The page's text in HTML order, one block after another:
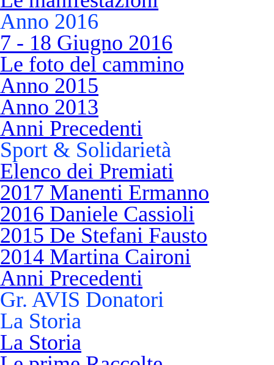
Anno 2016
7 - 18 Giugno 2016
Le foto del cammino
Anno 2015
Anno 2013
Anni Precedenti
Sport & Solidarietà
Elenco dei Premiati
2017 Manenti Ermanno
2016 Daniele Cassioli
2015 De Stefani Fausto
2014 Martina Caironi
Anni Precedenti
Gr. AVIS Donatori
La Storia
La Storia